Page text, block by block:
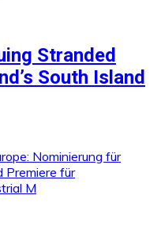
Stranded
South Island